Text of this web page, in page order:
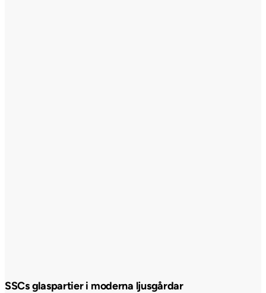
SSCs glaspartier i moderna ljusgårdar